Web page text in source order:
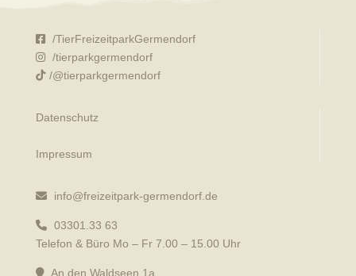
/TierFreizeitparkGermendorf
/tierparkgermendorf
/@tierparkgermendorf
Datenschutz
Impressum
info@freizeitpark-germendorf.de
03301.33 63
Telefon & Büro Mo – Fr 7.00 – 15.00 Uhr
An den Waldseen 1a